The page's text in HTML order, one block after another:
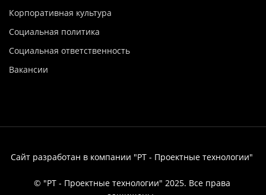
Корпоративная культура
Социальная политика
Социальная ответственность
Вакансии
Сайт разработан в компании "РТ - Проектные технологии"
© "РТ - Проектные технологии" 2025. Все права